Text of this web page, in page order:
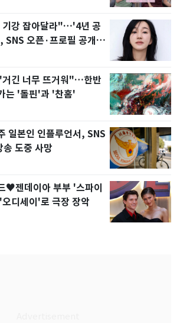
기강 잡아달라"…'4년 공
SNS 오픈·프로필 공개
거긴 너무 뜨거워"…한반
는 '돌핀'과 '찬홈'
일본인 인플루언서, SNS
송 도중 사망
♥젠데이아 부부 '스파이
디세이'로 극장 장악